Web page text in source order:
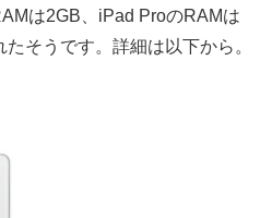
は2GB、iPad ProのRAMは
そうです。詳細は以下から。